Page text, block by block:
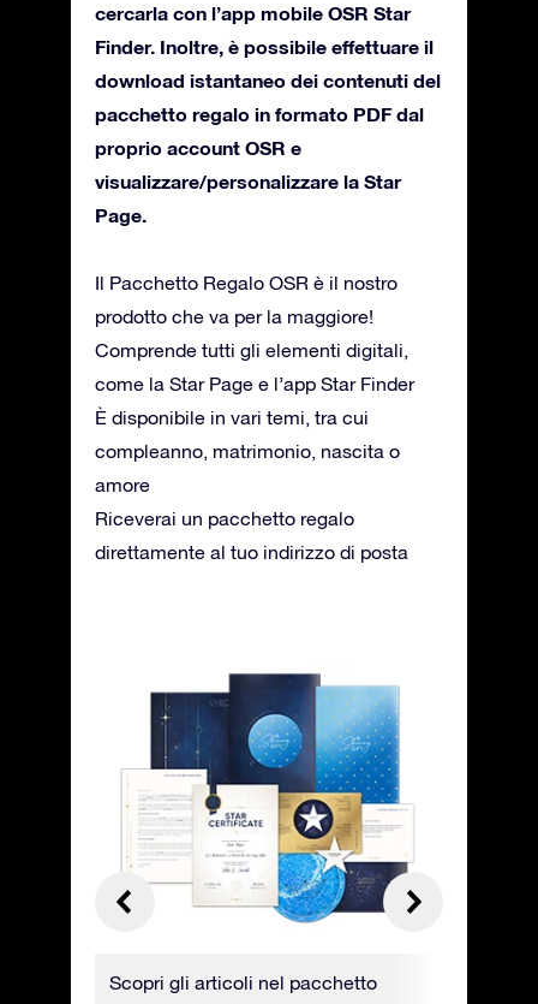
cercarla con l’app mobile OSR Star
Finder. Inoltre, è possibile effettuare il
download istantaneo dei contenuti del
pacchetto regalo in formato PDF dal
proprio account OSR e
visualizzare/personalizzare la Star
Page.
Il Pacchetto Regalo OSR è il nostro
prodotto che va per la maggiore!
Comprende tutti gli elementi digitali,
come la Star Page e l’app Star Finder
È disponibile in vari temi, tra cui
compleanno, matrimonio, nascita o
amore
Riceverai un pacchetto regalo
direttamente al tuo indirizzo di posta
Scopri gli articoli nel pacchetto